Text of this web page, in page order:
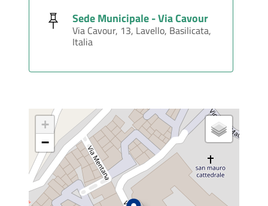
Sede Municipale - Via Cavour
Via Cavour, 13, Lavello, Basilicata,
Italia
+
−